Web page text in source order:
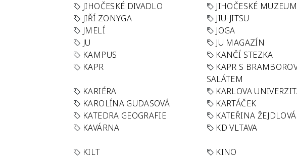
JIHOČESKÉ DIVADLO
JIHOČESKÉ MUZEUM
JIŘÍ ZONYGA
JIU-JITSU
JMELÍ
JOGA
JU
JU MAGAZÍN
KAMPUS
KANČÍ STEZKA
KAPR
KAPR S
SALÁTEM
KARIÉRA KARLOVA
KAROLÍNA GUDASOVÁ
KARTÁČEK
KATEDRA GEOGRAFIE
KATEŘINA ŽEJDLOVÁ
KAVÁRNA
KD VLTAVA
KILT KINO